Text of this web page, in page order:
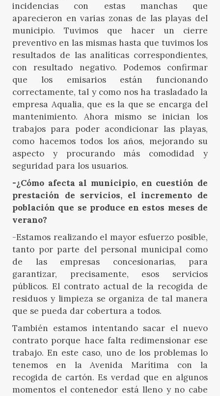
incidencias con estas manchas que
aparecieron en varias zonas de las playas del
municipio. Tuvimos que hacer un cierre
preventivo en las mismas hasta que tuvimos los
resultados de las analíticas correspondientes,
con resultado negativo. Podemos confirmar
que los emisarios están funcionando
correctamente, tal y como nos ha trasladado la
empresa Aqualia, que es la que se encarga del
mantenimiento. Ahora mismo se inician los
trabajos para poder acondicionar las playas,
como hacemos todos los años, mejorando su
aspecto y procurando más comodidad y
seguridad para los usuarios.
-¿Cómo afecta al municipio, en cuestión de
prestación de servicios, el incremento de
población que se produce en estos meses de
verano?
-Estamos realizando el mayor esfuerzo posible,
tanto por parte del personal municipal como
de las empresas concesionarias, para
garantizar, precisamente, esos servicios
públicos. El contrato actual de la recogida de
residuos y limpieza se organiza de tal manera
que se pueda dar cobertura a todos.
También estamos intentando sacar el nuevo
contrato porque hace falta redimensionar ese
trabajo. En este caso, uno de los problemas lo
tenemos en la Avenida Marítima con la
recogida de cartón. Es verdad que en algunos
momentos el contenedor está lleno y no cabe